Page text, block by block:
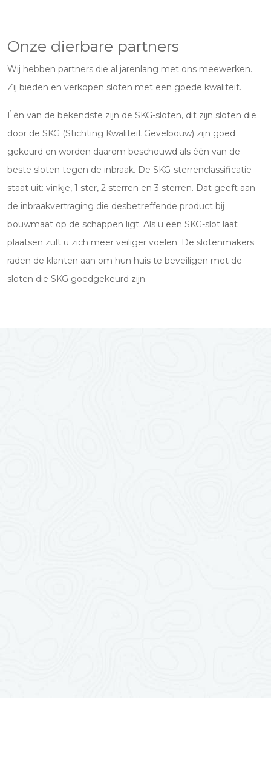
Onze dierbare partners
Wij hebben partners die al jarenlang met ons meewerken.
Zij bieden en verkopen sloten met een goede kwaliteit.
Één van de bekendste zijn de SKG-sloten, dit zijn sloten die
door de SKG (Stichting Kwaliteit Gevelbouw) zijn goed
gekeurd en worden daarom beschouwd als één van de
beste sloten tegen de inbraak. De SKG-sterrenclassificatie
staat uit: vinkje, 1 ster, 2 sterren en 3 sterren. Dat geeft aan
de inbraakvertraging die desbetreffende product bij
bouwmaat op de schappen ligt. Als u een SKG-slot laat
plaatsen zult u zich meer veiliger voelen. De slotenmakers
raden de klanten aan om hun huis te beveiligen met de
sloten die SKG goedgekeurd zijn.